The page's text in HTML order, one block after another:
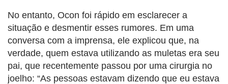
No entanto, Ocon foi rápido em esclarecer a
situação e desmentir esses rumores. Em uma
conversa com a imprensa, ele explicou que, na
verdade, quem estava utilizando as muletas era seu
pai, que recentemente passou por uma cirurgia no
joelho: “As pessoas estavam dizendo que eu estava